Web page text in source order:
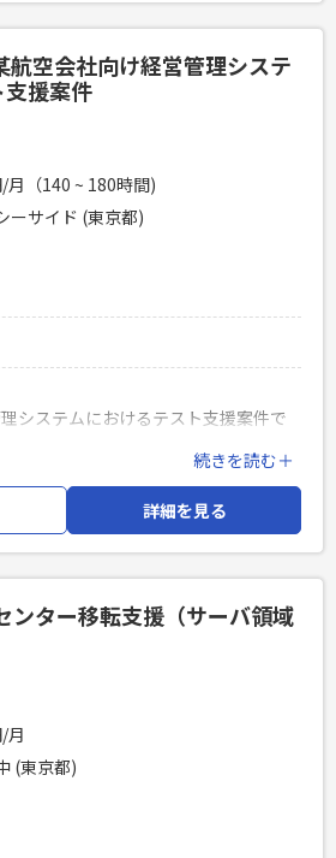
速かつ正確に行える方 ・クリエイテ
装飾などデザイン全般）への興味が
する基礎知識 ・Copilotエージェン
ビスの開発経験4年以上
経験1年以上
ームでの開発経験
空会社向け経営管理システ
援案件
月（140 ~ 180時間)
ーサイド (東京都)
システムにおけるテスト支援案件で
験チームを新規立ち上げます。 試験項
グ改修までをチームで対応いただく
経験 ・結合試験実施経験 ・パッケー
ビスの開発経験4年以上
ームでの開発経験
続きを読む＋
詳細を見る
ンター移転支援（サーバ領域
月
(東京都)